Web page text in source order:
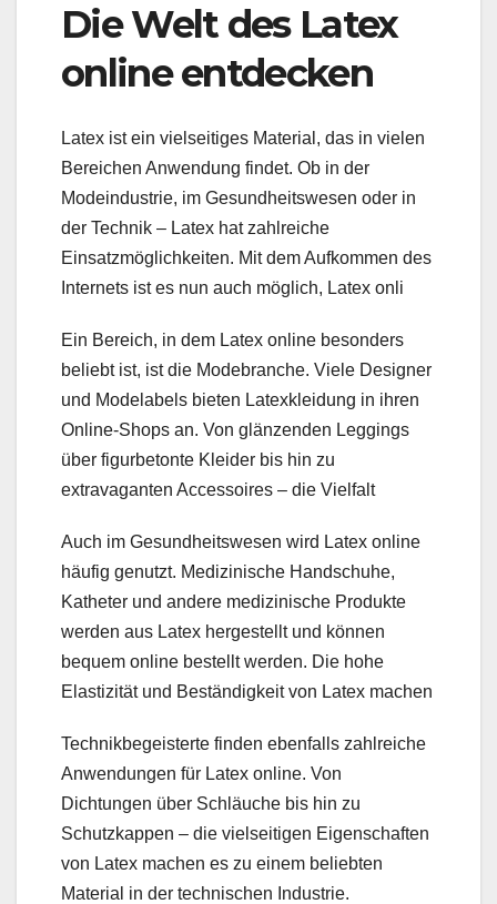
Die Welt des Latex
online entdecken
Latex ist ein vielseitiges Material, das in vielen
Bereichen Anwendung findet. Ob in der
Modeindustrie, im Gesundheitswesen oder in
der Technik – Latex hat zahlreiche
Einsatzmöglichkeiten. Mit dem Aufkommen des
Internets ist es nun auch möglich, Latex onli
Ein Bereich, in dem Latex online besonders
beliebt ist, ist die Modebranche. Viele Designer
und Modelabels bieten Latexkleidung in ihren
Online-Shops an. Von glänzenden Leggings
über figurbetonte Kleider bis hin zu
extravaganten Accessoires – die Vielfalt
Auch im Gesundheitswesen wird Latex online
häufig genutzt. Medizinische Handschuhe,
Katheter und andere medizinische Produkte
werden aus Latex hergestellt und können
bequem online bestellt werden. Die hohe
Elastizität und Beständigkeit von Latex machen
Technikbegeisterte finden ebenfalls zahlreiche
Anwendungen für Latex online. Von
Dichtungen über Schläuche bis hin zu
Schutzkappen – die vielseitigen Eigenschaften
von Latex machen es zu einem beliebten
Material in der technischen Industrie.